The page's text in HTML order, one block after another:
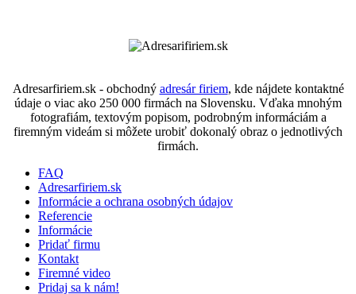
Adresarfiriem.sk - obchodný adresár firiem, kde nájdete kontaktné
údaje o viac ako 250 000 firmách na Slovensku. Vďaka mnohým
fotografiám, textovým popisom, podrobným informáciám a
firemným videám si môžete urobiť dokonalý obraz o jednotlivých
firmách.
FAQ
Adresarfiriem.sk
Informácie a ochrana osobných údajov
Referencie
Informácie
Pridať firmu
Kontakt
Firemné video
Pridaj sa k nám!